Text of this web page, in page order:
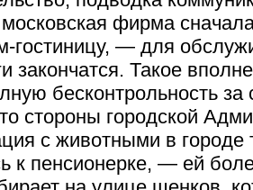
фирма
гостиницу, — для
закончатся. Такое
бесконтрольность
стороны городской
с животными в городе
к пенсионерке, — ей